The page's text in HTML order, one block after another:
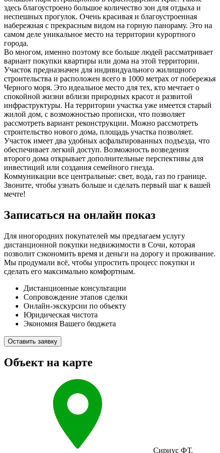
здесь благоустроено большое количество зон для отдыха и
неспешных прогулок. Очень красивая и благоустроенная
набережная с прекрасным видом на горную панораму. Это на
самом деле уникальное место на территории курортного
города.
Во многом, именно поэтому все больше людей рассматривает
вариант покупки квартиры или дома на этой территории.
Участок предназначен для индивидуального жилищного
строительства и расположен всего в 1000 метрах от побережья
Черного моря. Это идеальное место для тех, кто мечтает о
спокойной жизни вблизи природных красот и развитой
инфраструктуры. На территории участка уже имеется старый
жилой дом, с возможностью прописки, что позволяет
рассмотреть вариант реконструкции. Можно рассмотреть
строительство нового дома, площадь участка позволяет.
Участок имеет два удобных асфальтированных подъезда, что
обеспечивает легкий доступ. Возможность возведения
второго дома открывает дополнительные перспективы для
инвестиций или создания семейного гнезда.
Коммуникации все центральные: свет, вода, газ по границе.
Звоните, чтобы узнать больше и сделать первый шаг к вашей
мечте!
Записаться на онлайн показ
Для иногородних покупателей мы предлагаем услугу
дистанционной покупки недвижимости в Сочи, которая
позволит сэкономить время и деньги на дорогу и проживание.
Мы продумали всё, чтобы упростить процесс покупки и
сделать его максимально комфортным.
Дистанционные консультации
Сопровождение этапов сделки
Онлайн-экскурсии по объекту
Юридическая чистота
Экономия Вашего бюджета
Оставить заявку
Объект на карте
Сириус ФТ,